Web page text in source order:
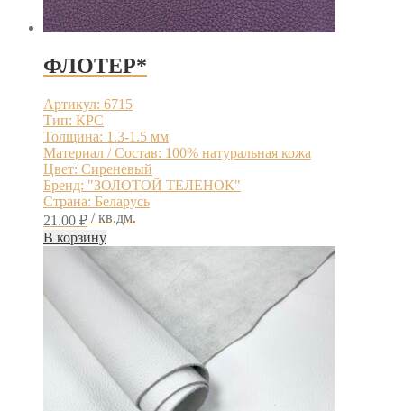
ФЛОТЕР*
Артикул: 6715
Тип: КРС
Толщина: 1.3-1.5 мм
Материал / Состав: 100% натуральная кожа
Цвет: Сиреневый
Бренд: "ЗОЛОТОЙ ТЕЛЕНОК"
Страна: Беларусь
21.00 ₽ / кв.дм.
В корзину